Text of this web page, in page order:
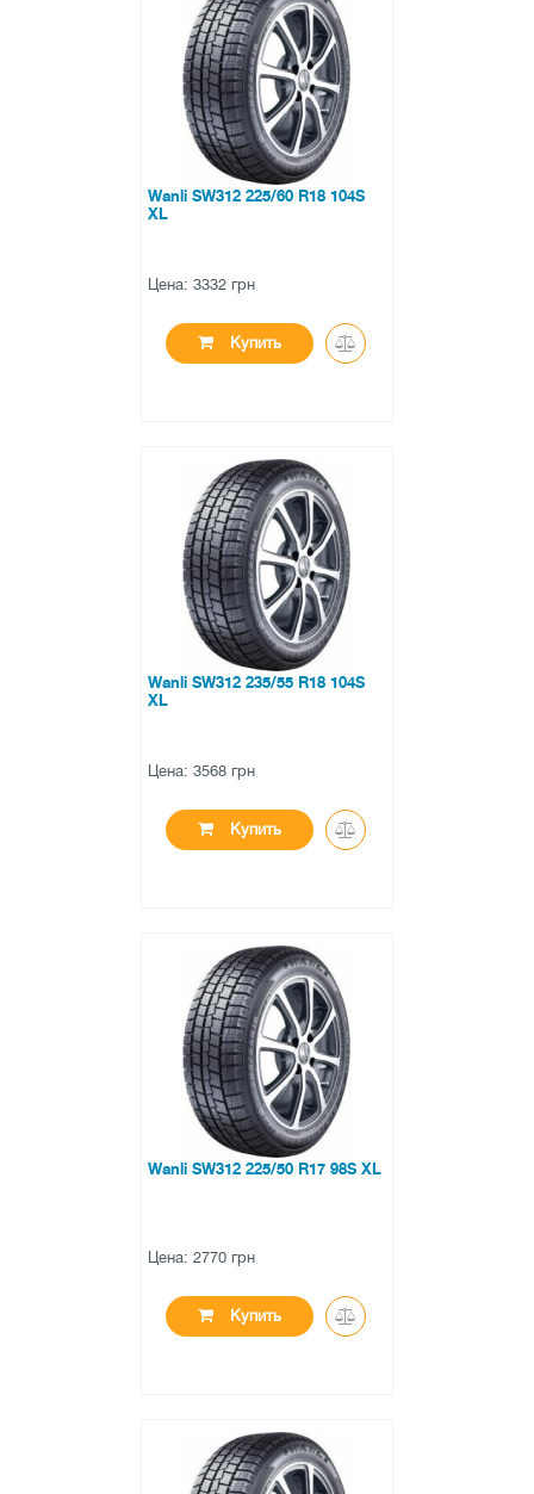
0 отзывов
Wanli SW312 225/60 R18 104S
XL
Цена: 3332 грн
Купить
в наличии
0 отзывов
Wanli SW312 235/55 R18 104S
XL
Цена: 3568 грн
Купить
в наличии
0 отзывов
Wanli SW312 225/50 R17 98S XL
Цена: 2770 грн
Купить
в наличии